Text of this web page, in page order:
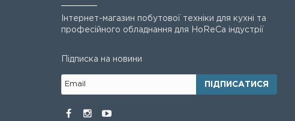
Інтернет-магазин побутової техніки для кухні та
професійного обладнання для HoReCa індустрії
Підписка на новини
ПІДПИСАТИСЯ